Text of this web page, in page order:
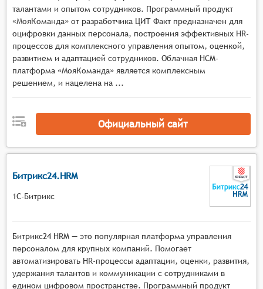
Индивидуальный подход к адаптации:
Возможность настройки адаптационных
программ под индивидуальные потребности и
особенности каждого нового сотрудника,
включая выбор методов адаптации
персонализированных планов развития.
Групповые активности и мероприятия:
Платформа для организации и проведения
групповых мероприятий, направленных на
адаптацию новых сотрудников, таких как
семинары, тренинги, командные активности,
способствующие установлению связей и
коммуникации между сотрудниками.
Обратная связь и оценка: Функционал для
сбора и анализа обратной связи от новых
сотрудников, их коллег и руководителей,
позволяющий оценить эффективность
талантами и опытом сотрудников. Программный продукт
«МояКоманда» от разработчика ЦИТ Факт предназначен для
оцифровки данных персонала, построения эффективных HR-
процессов для комплексного управления опытом, оценкой,
развитием и адаптацией сотрудников. Облачная HCM-
платформа «МояКоманда» является комплексным
решением, и нацелена на ...
Официальный сайт
Битрикс24.HRM
1С-Битрикс
Битрикс24 HRM — это популярная платформа управления
персоналом для крупных компаний. Помогает
автоматизировать HR-процессы адаптации, оценки, развития,
удержания талантов и коммуникации с сотрудниками в
едином цифровом пространстве. Программный продукт